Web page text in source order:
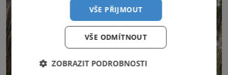
VŠE PŘIJMOUT
VŠE ODMÍTNOUT
ZOBRAZIT PODROBNOSTI